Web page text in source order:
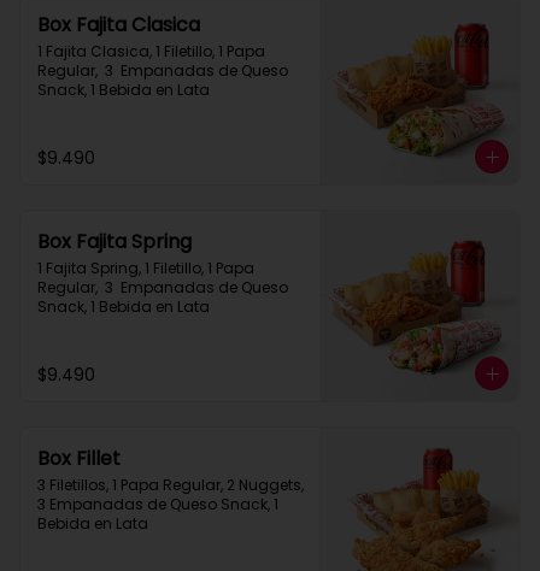
Box Fajita Clasica
1 Fajita Clasica, 1 Filetillo, 1 Papa
Regular,  3  Empanadas de Queso
Snack, 1 Bebida en Lata
$9.490
Box Fajita Spring
1 Fajita Spring, 1 Filetillo, 1 Papa
Regular,  3  Empanadas de Queso
Snack, 1 Bebida en Lata
$9.490
Box Fillet
3 Filetillos, 1 Papa Regular, 2 Nuggets,
3 Empanadas de Queso Snack, 1
Bebida en Lata